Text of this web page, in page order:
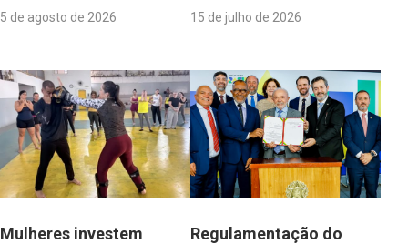
5 de agosto de 2026 15 de julho de 2026
Mulheres investem
Regulamentação do